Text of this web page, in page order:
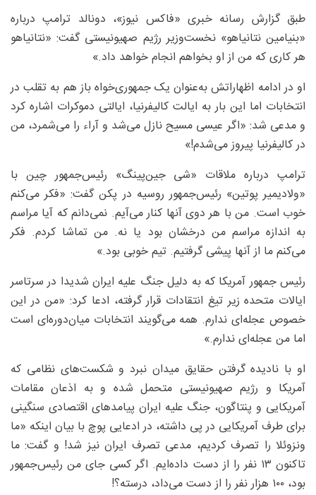
طبق گزارش رسانه خبری «فاکس نیوز»، دونالد ترامپ درباره
«بنیامین نتانیاهو» نخست‌وزیر رژیم صهیونیستی گفت: «نتانیاهو
هر کاری که من از او بخواهم انجام خواهد داد.»
او در ادامه اظهاراتش به‌عنوان یک جمهوری‌خواه باز هم به تقلب در
انتخابات اما این بار به ایالت کالیفرنیا، ایالتی دموکرات اشاره کرد
و مدعی شد: «اگر عیسی مسیح نازل می‌شد و آراء را می‌شمرد، من
در کالیفرنیا پیروز می‌شدم!»
ترامپ درباره ملاقات «شی جین‌پینگ» رئیس‌جمهور چین با
«ولادیمیر پوتین» رئیس‌جمهور روسیه در پکن گفت: «فکر می‌کنم
خوب است. من با هر دوی آنها کنار می‌آیم. نمی‌دانم که آیا مراسم
به اندازه مراسم من درخشان بود یا نه. من تماشا کردم. فکر
می‌کنم ما از آنها پیشی گرفتیم. تیم خوبی بود.»
رئیس جمهور آمریکا که به دلیل جنگ علیه ایران شدیدا در سرتاسر
ایالات متحده زیر تیغ انتقادات قرار گرفته، ادعا کرد: «من در این
خصوص عجله‌ای ندارم. همه می‌گویند انتخابات میان‌دوره‌ای است
اما من عجله‌ای ندارم.»
او با نادیده گرفتن حقایق میدان نبرد و شکست‌های نظامی که
آمریکا و رژیم صهیونیستی متحمل شده و به اذعان مقامات
آمریکایی و پنتاگون، جنگ علیه ایران پیامدهای اقتصادی سنگینی
برای طرف آمریکایی در پی داشته، در ادعایی پوچ با بیان اینکه «ما
ونزوئلا را تصرف کردیم، مدعی تصرف ایران نیز شد! و گفت: ما
تاکنون ۱۳ نفر را از دست داده‌ایم. اگر کسی جای من رئیس‌جمهور
بود، ۱۰۰ هزار نفر را از دست می‌داد، درسته؟!